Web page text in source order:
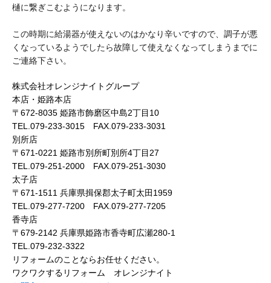
樋に繋ぎこむようになります。
この時期に給湯器が使えないのはかなり辛いですので、調子が悪
くなっているようでしたら故障して使えなくなってしまうまでに
ご連絡下さい。
株式会社オレンジナイトグループ
本店・姫路本店
〒672-8035 姫路市飾磨区中島2丁目10
TEL.079-233-3015 FAX.079-233-3031
別所店
〒671-0221 姫路市別所町別所4丁目27
TEL.079-251-2000 FAX.079-251-3030
太子店
〒671-1511 兵庫県揖保郡太子町太田1959
TEL.079-277-7200 FAX.079-277-7205
香寺店
〒679-2142 兵庫県姫路市香寺町広瀬280-1
TEL.079-232-3322
リフォームのことならお任せください。
ワクワクするリフォーム オレンジナイト